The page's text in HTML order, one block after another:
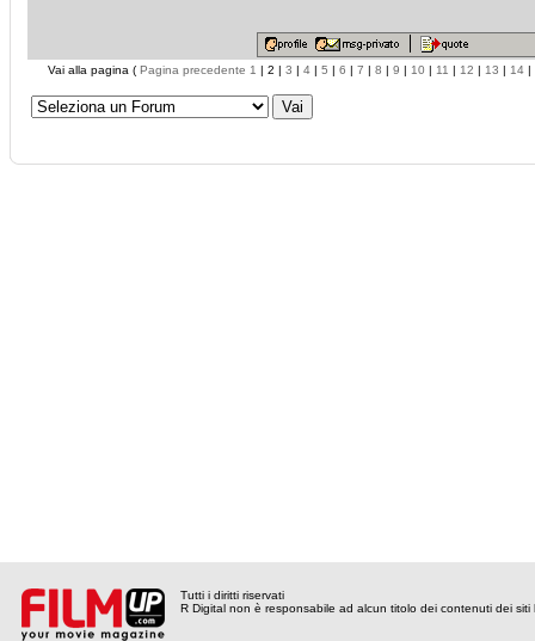
Vai alla pagina ( Pagina precedente 1 | 2 | 3 | 4 | 5 | 6 | 7 | 8 | 9 | 10 | 11 | 12 | 13 | 14 |
Tutti i diritti riservati
R Digital non è responsabile ad alcun titolo dei contenuti dei siti